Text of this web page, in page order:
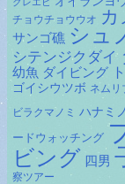
チョウチョウウオ カ
サンゴ礁 シュ
シテンジクダイ
幼魚 ダイビング
ゴイシウツボ ネムリ
ビラクマノミ ハナミ
ードウォッチング
ビング 四男
察ツアー